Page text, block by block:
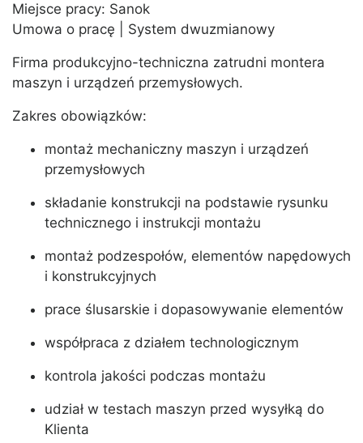
Miejsce pracy: Sanok
Umowa o pracę | System dwuzmianowy
Firma produkcyjno-techniczna zatrudni montera
maszyn i urządzeń przemysłowych.
Zakres obowiązków:
montaż mechaniczny maszyn i urządzeń
przemysłowych
składanie konstrukcji na podstawie rysunku
technicznego i instrukcji montażu
montaż podzespołów, elementów napędowych
i konstrukcyjnych
prace ślusarskie i dopasowywanie elementów
współpraca z działem technologicznym
kontrola jakości podczas montażu
udział w testach maszyn przed wysyłką do
Klienta